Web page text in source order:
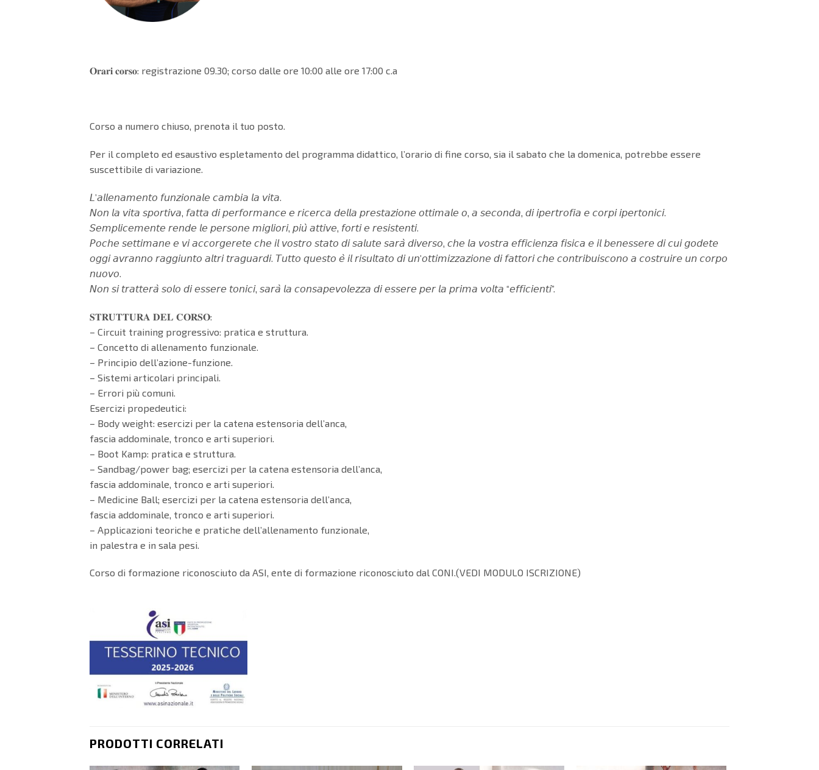
𝐎𝐫𝐚𝐫𝐢 𝐜𝐨𝐫𝐬𝐨: registrazione 09.30; corso dalle ore 10:00 alle ore 17:00 c.a
Corso a numero chiuso, prenota il tuo posto.
Per il completo ed esaustivo espletamento del programma didattico, l’orario di fine corso, sia il sabato che la domenica, potrebbe essere
suscettibile di variazione.
𝘓’𝘢𝘭𝘭𝘦𝘯𝘢𝘮𝘦𝘯𝘵𝘰 𝘧𝘶𝘯𝘻𝘪𝘰𝘯𝘢𝘭𝘦 𝘤𝘢𝘮𝘣𝘪𝘢 𝘭𝘢 𝘷𝘪𝘵𝘢.
𝘕𝘰𝘯 𝘭𝘢 𝘷𝘪𝘵𝘢 𝘴𝘱𝘰𝘳𝘵𝘪𝘷𝘢, 𝘧𝘢𝘵𝘵𝘢 𝘥𝘪 𝘱𝘦𝘳𝘧𝘰𝘳𝘮𝘢𝘯𝘤𝘦 𝘦 𝘳𝘪𝘤𝘦𝘳𝘤𝘢 𝘥𝘦𝘭𝘭𝘢 𝘱𝘳𝘦𝘴𝘵𝘢𝘻𝘪𝘰𝘯𝘦 𝘰𝘵𝘵𝘪𝘮𝘢𝘭𝘦 𝘰, 𝘢 𝘴𝘦𝘤𝘰𝘯𝘥𝘢, 𝘥𝘪 𝘪𝘱𝘦𝘳𝘵𝘳𝘰𝘧𝘪𝘢 𝘦 𝘤𝘰𝘳𝘱𝘪 𝘪𝘱𝘦𝘳𝘵𝘰𝘯𝘪𝘤𝘪.
𝘚𝘦𝘮𝘱𝘭𝘪𝘤𝘦𝘮𝘦𝘯𝘵𝘦 𝘳𝘦𝘯𝘥𝘦 𝘭𝘦 𝘱𝘦𝘳𝘴𝘰𝘯𝘦 𝘮𝘪𝘨𝘭𝘪𝘰𝘳𝘪, 𝘱𝘪𝘶̀ 𝘢𝘵𝘵𝘪𝘷𝘦, 𝘧𝘰𝘳𝘵𝘪 𝘦 𝘳𝘦𝘴𝘪𝘴𝘵𝘦𝘯𝘵𝘪.
𝘗𝘰𝘤𝘩𝘦 𝘴𝘦𝘵𝘵𝘪𝘮𝘢𝘯𝘦 𝘦 𝘷𝘪 𝘢𝘤𝘤𝘰𝘳𝘨𝘦𝘳𝘦𝘵𝘦 𝘤𝘩𝘦 𝘪𝘭 𝘷𝘰𝘴𝘵𝘳𝘰 𝘴𝘵𝘢𝘵𝘰 𝘥𝘪 𝘴𝘢𝘭𝘶𝘵𝘦 𝘴𝘢𝘳𝘢̀ 𝘥𝘪𝘷𝘦𝘳𝘴𝘰, 𝘤𝘩𝘦 𝘭𝘢 𝘷𝘰𝘴𝘵𝘳𝘢 𝘦𝘧𝘧𝘪𝘤𝘪𝘦𝘯𝘻𝘢 𝘧𝘪𝘴𝘪𝘤𝘢 𝘦 𝘪𝘭 𝘣𝘦𝘯𝘦𝘴𝘴𝘦𝘳𝘦 𝘥𝘪 𝘤𝘶𝘪 𝘨𝘰𝘥𝘦𝘵𝘦
𝘰𝘨𝘨𝘪 𝘢𝘷𝘳𝘢𝘯𝘯𝘰 𝘳𝘢𝘨𝘨𝘪𝘶𝘯𝘵𝘰 𝘢𝘭𝘵𝘳𝘪 𝘵𝘳𝘢𝘨𝘶𝘢𝘳𝘥𝘪. 𝘛𝘶𝘵𝘵𝘰 𝘲𝘶𝘦𝘴𝘵𝘰 𝘦̀ 𝘪𝘭 𝘳𝘪𝘴𝘶𝘭𝘵𝘢𝘵𝘰 𝘥𝘪 𝘶𝘯’𝘰𝘵𝘵𝘪𝘮𝘪𝘻𝘻𝘢𝘻𝘪𝘰𝘯𝘦 𝘥𝘪 𝘧𝘢𝘵𝘵𝘰𝘳𝘪 𝘤𝘩𝘦 𝘤𝘰𝘯𝘵𝘳𝘪𝘣𝘶𝘪𝘴𝘤𝘰𝘯𝘰 𝘢 𝘤𝘰𝘴𝘵𝘳𝘶𝘪𝘳𝘦 𝘶𝘯 𝘤𝘰𝘳𝘱𝘰
𝘯𝘶𝘰𝘷𝘰.
𝘕𝘰𝘯 𝘴𝘪 𝘵𝘳𝘢𝘵𝘵𝘦𝘳𝘢̀ 𝘴𝘰𝘭𝘰 𝘥𝘪 𝘦𝘴𝘴𝘦𝘳𝘦 𝘵𝘰𝘯𝘪𝘤𝘪, 𝘴𝘢𝘳𝘢̀ 𝘭𝘢 𝘤𝘰𝘯𝘴𝘢𝘱𝘦𝘷𝘰𝘭𝘦𝘻𝘻𝘢 𝘥𝘪 𝘦𝘴𝘴𝘦𝘳𝘦 𝘱𝘦𝘳 𝘭𝘢 𝘱𝘳𝘪𝘮𝘢 𝘷𝘰𝘭𝘵𝘢 “𝘦𝘧𝘧𝘪𝘤𝘪𝘦𝘯𝘵𝘪”.
𝐒𝐓𝐑𝐔𝐓𝐓𝐔𝐑𝐀 𝐃𝐄𝐋 𝐂𝐎𝐑𝐒𝐎:
– Circuit training progressivo: pratica e struttura.
– Concetto di allenamento funzionale.
– Principio dell’azione-funzione.
– Sistemi articolari principali.
– Errori più comuni.
Esercizi propedeutici:
– Body weight: esercizi per la catena estensoria dell’anca,
fascia addominale, tronco e arti superiori.
– Boot Kamp: pratica e struttura.
– Sandbag/power bag; esercizi per la catena estensoria dell’anca,
fascia addominale, tronco e arti superiori.
– Medicine Ball; esercizi per la catena estensoria dell’anca,
fascia addominale, tronco e arti superiori.
– Applicazioni teoriche e pratiche dell’allenamento funzionale,
in palestra e in sala pesi.
Corso di formazione riconosciuto da ASI, ente di formazione riconosciuto dal CONI.(VEDI MODULO ISCRIZIONE)
PRODOTTI CORRELATI